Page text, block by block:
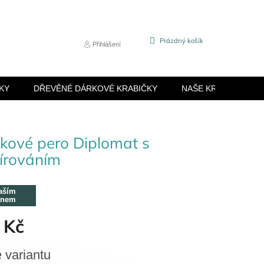
Přihlášení
NÁKUPNÍ
Prázdný košík
DŘEVĚNÉ DÁRKOVÉ KRABIČKY NAŠE KRABIČKY
pero Diplomat s
variantu